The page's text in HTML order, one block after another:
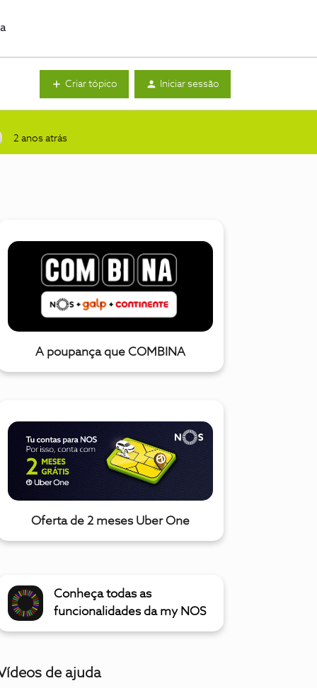
Criar tópico Iniciar sessão
2 anos atrás
A poupança que COMBINA
Oferta de 2 meses Uber One
Conheça todas as
funcionalidades da my NOS
de ajuda